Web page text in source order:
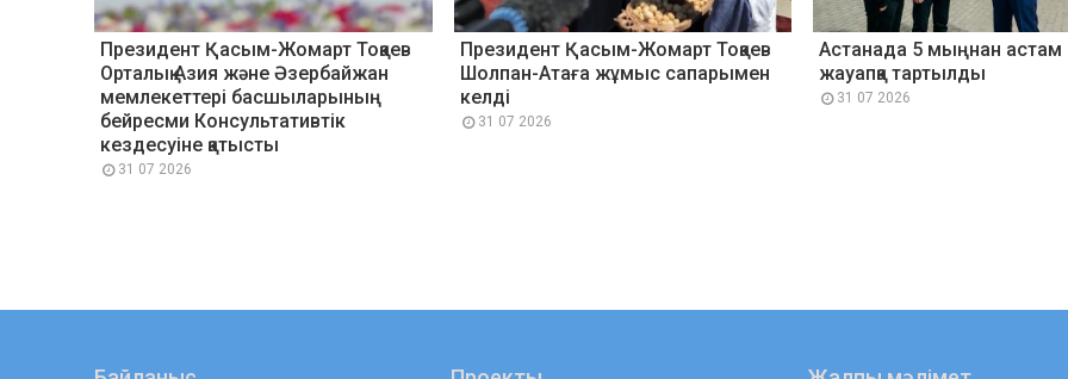
Президент Қасым-Жомарт Тоқаев
Орталық Азия және Әзербайжан
мемлекеттері басшыларының
бейресми Консультативтік
кездесуіне қатысты
31 07 2026
Президент Қасым-Жомарт Тоқаев
Шолпан-Атаға жұмыс сапарымен
келді
31 07 2026
Астанада 5 мыңнан астам
жауапқа тартылды
31 07 2026